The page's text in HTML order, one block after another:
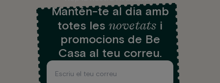
Mantén-te al dia amb
totes les novetats i
promocions de Be
Casa al teu correu.